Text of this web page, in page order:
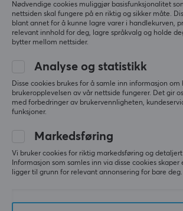
8Bitdo
SN30 Pro Bluetooth
Gamepad Hall Effect
Håndkontroller - Grå
(2)
549 kr
8Bitdo
Ultimate
(1)
479 kr
Nødvendige cookies muliggjør basisfunksjonalitet
nettsiden skal fungere på en riktig og sikker måte.
blant annet for å kunne lagre varer i handlekurven,
relevant innhold for deg, lagre språkvalg og holde
bytter mellom nettsider.
Analyse og statistikk
Disse cookies brukes for å samle inn informasjon om
brukeropplevelsen av vår nettside fungerer. Det gir
med forbedringer av brukervennligheten,
funksjoner.
Markedsføring
Vi bruker cookies for riktig markedsføring og detaljert
Informasjon som samles inn via disse cookies
ligger til grunn for relevant annonsering for bare deg.